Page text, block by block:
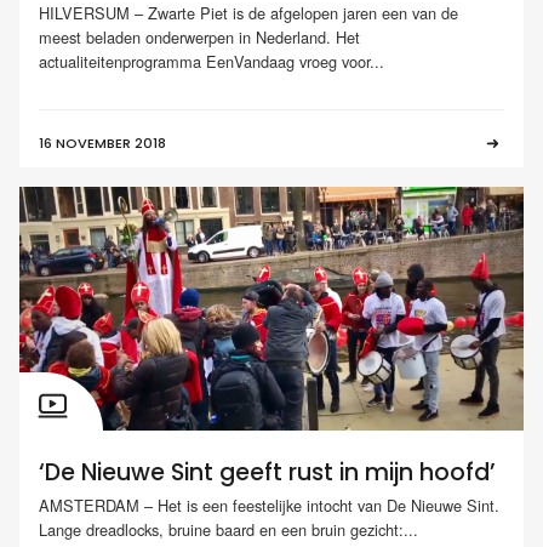
HILVERSUM – Zwarte Piet is de afgelopen jaren een van de
meest beladen onderwerpen in Nederland. Het
actualiteitenprogramma EenVandaag vroeg voor...
16 NOVEMBER 2018
‘De Nieuwe Sint geeft rust in mijn hoofd’
AMSTERDAM – Het is een feestelijke intocht van De Nieuwe Sint.
Lange dreadlocks, bruine baard en een bruin gezicht:...